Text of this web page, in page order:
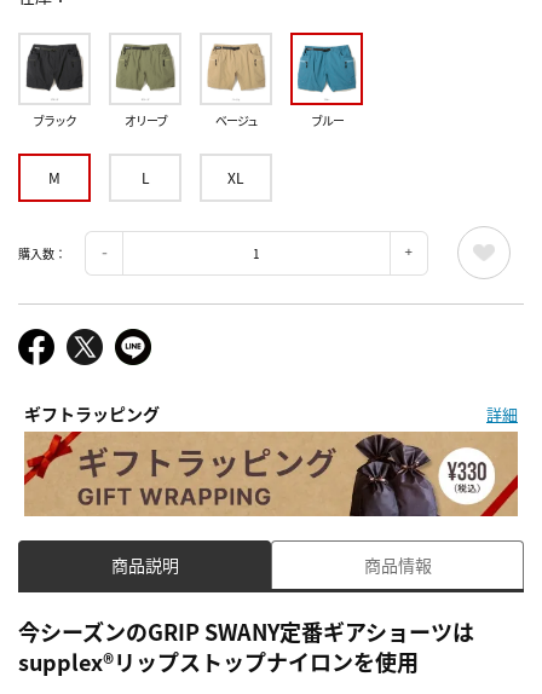
ブラック オリーブ ベージュ ブルー
M L XL
購入数：
ギフトラッピング 詳細
商品説明 商品情報
今シーズンのGRIP SWANY定番ギアショーツは
supplex®リップストップナイロンを使用